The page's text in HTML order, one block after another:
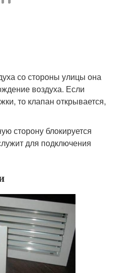
со стороны улицы она
воздуха. Если
то клапан открывается,
сторону блокируется
для подключения